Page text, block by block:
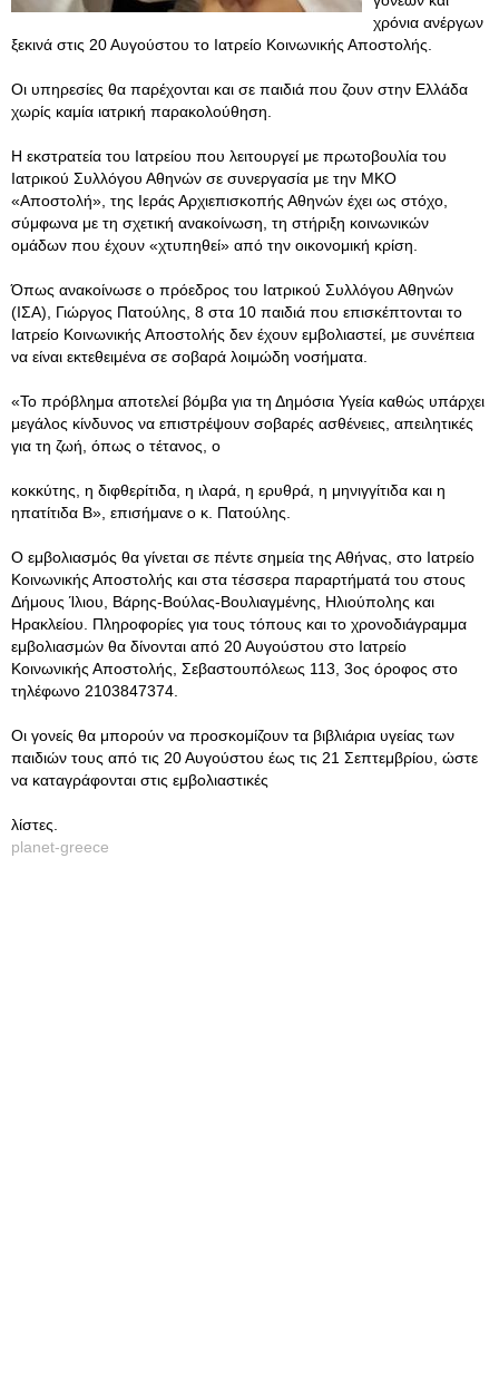
χρόνια ανέργων
ξεκινά στις 20 Αυγούστου το Ιατρείο Κοινωνικής Αποστολής.
Οι υπηρεσίες θα παρέχονται και σε παιδιά που ζουν στην Ελλάδα
χωρίς καμία ιατρική παρακολούθηση.
Η εκστρατεία του Ιατρείου που λειτουργεί με πρωτοβουλία του
Ιατρικού Συλλόγου Αθηνών σε συνεργασία με την ΜΚΟ
«Αποστολή», της Ιεράς Αρχιεπισκοπής Αθηνών έχει ως στόχο,
σύμφωνα με τη σχετική ανακοίνωση, τη στήριξη κοινωνικών
ομάδων που έχουν «χτυπηθεί» από την οικονομική κρίση.
Όπως ανακοίνωσε ο πρόεδρος του Ιατρικού Συλλόγου Αθηνών
(ΙΣΑ), Γιώργος Πατούλης, 8 στα 10 παιδιά που επισκέπτονται το
Ιατρείο Κοινωνικής Αποστολής δεν έχουν εμβολιαστεί, με συνέπεια
να είναι εκτεθειμένα σε σοβαρά λοιμώδη νοσήματα.
«Το πρόβλημα αποτελεί βόμβα για τη Δημόσια Υγεία καθώς υπάρχει
μεγάλος κίνδυνος να επιστρέψουν σοβαρές ασθένειες, απειλητικές
για τη ζωή, όπως ο τέτανος, ο
κοκκύτης, η διφθερίτιδα, η ιλαρά, η ερυθρά, η μηνιγγίτιδα και η
ηπατίτιδα Β», επισήμανε ο κ. Πατούλης.
Ο εμβολιασμός θα γίνεται σε πέντε σημεία της Αθήνας, στο Ιατρείο
Κοινωνικής Αποστολής και στα τέσσερα παραρτήματά του στους
Δήμους Ίλιου, Βάρης-Βούλας-Βουλιαγμένης, Ηλιούπολης και
Ηρακλείου. Πληροφορίες για τους τόπους και το χρονοδιάγραμμα
εμβολιασμών θα δίνονται από 20 Αυγούστου στο Ιατρείο
Κοινωνικής Αποστολής, Σεβαστουπόλεως 113, 3ος όροφος στο
τηλέφωνο 2103847374.
Οι γονείς θα μπορούν να προσκομίζουν τα βιβλιάρια υγείας των
παιδιών τους από τις 20 Αυγούστου έως τις 21 Σεπτεμβρίου, ώστε
να καταγράφονται στις εμβολιαστικές
λίστες.
planet-greece